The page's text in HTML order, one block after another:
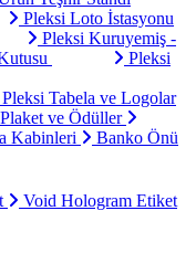
Pleksi Loto İstasyonu
Pleksi Kuruyemiş -
Pleksi
Pleksi Tabela ve Logolar
ve Ödüller
Kabinleri
Banko Önü
Void Hologram Etiket